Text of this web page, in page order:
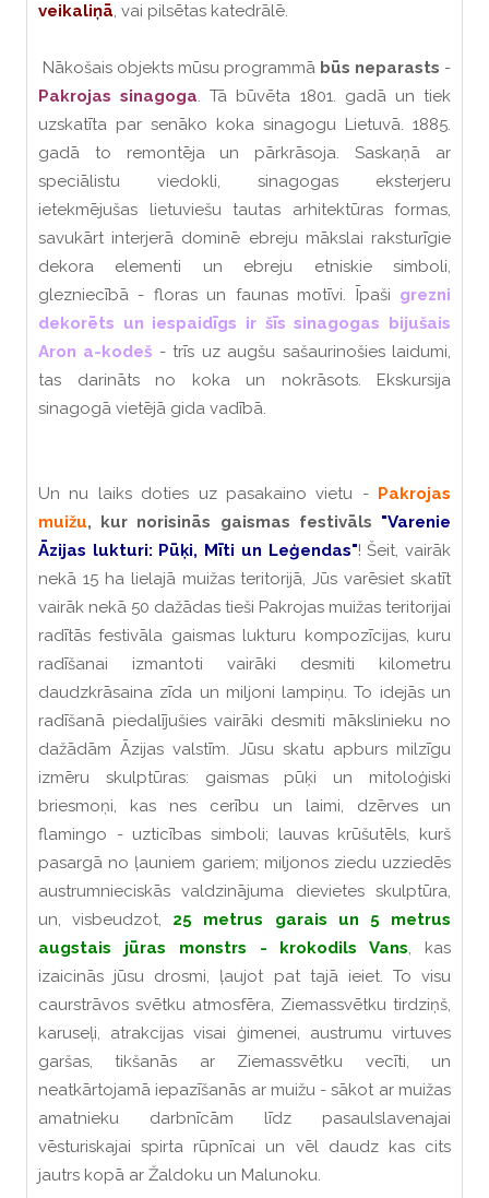
veikaliņā, vai pilsētas katedrālē.
Nākošais objekts mūsu programmā būs neparasts -
Pakrojas sinagoga. Tā būvēta 1801. gadā un tiek
uzskatīta par senāko koka sinagogu Lietuvā. 1885.
gadā to remontēja un pārkrāsoja. Saskaņā ar
speciālistu viedokli, sinagogas eksterjeru
ietekmējušas lietuviešu tautas arhitektūras formas,
savukārt interjerā dominē ebreju mākslai raksturīgie
dekora elementi un ebreju etniskie simboli,
glezniecībā - floras un faunas motīvi. Īpaši grezni
dekorēts un iespaidīgs ir šīs sinagogas bijušais
Aron a-kodeš -trīs uz augšu sašaurinošies laidumi,
tas darināts no koka un nokrāsots.
Ekskursija
sinagogā vietējā gida vadībā.
Un nu laiks doties uz pasakaino vietu - Pakrojas
muižu, kur norisinās gaismas festivāls "Varenie
Āzijas lukturi: Pūķi, Mīti un Leģendas"! Šeit, vairāk
nekā 15 ha lielajā muižas teritorijā, Jūs varēsiet skatīt
vairāk nekā 50 dažādas tieši Pakrojas muižas teritorijai
radītās festivāla gaismas lukturu kompozīcijas, kuru
radīšanai izmantoti vairāki desmiti kilometru
daudzkrāsaina zīda un miljoni lampiņu. To idejās un
radīšanā piedalījušies vairāki desmiti mākslinieku no
dažādām Āzijas valstīm. Jūsu skatu apburs milzīgu
izmēru skulptūras: gaismas pūķi un mitoloģiski
briesmoņi, kas nes cerību un laimi, dzērves un
flamingo - uzticības simboli; lauvas krūšutēls, kurš
pasargā no ļauniem gariem; miljonos ziedu uzziedēs
austrumnieciskās valdzinājuma dievietes skulptūra,
un, visbeudzot, 25 metrus garais un 5 metrus
augstais jūras monstrs - krokodils Vans, kas
izaicinās jūsu drosmi, ļaujot pat tajā ieiet. To visu
caurstrāvos svētku atmosfēra, Ziemassvētku tirdziņš,
karuseļi, atrakcijas visai ģimenei, austrumu virtuves
garšas, tikšanās ar Ziemassvētku vecīti, un
neatkārtojamā iepazīšanās ar muižu - sākot ar muižas
amatnieku darbnīcām līdz pasaulslavenajai
vēsturiskajai spirta rūpnīcai un vēl daudz kas cits
jautrs kopā ar Žaldoku un Malunoku.